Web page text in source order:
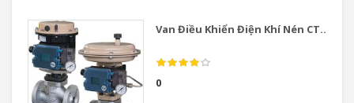
Van Điều Khiển Điện Khí Nén CT...
0